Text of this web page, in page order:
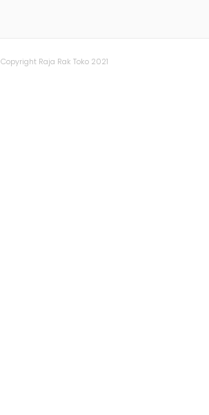
Copyright Raja Rak Toko 2021